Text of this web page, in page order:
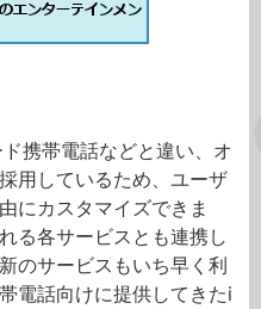
携帯電話などと違い、オ
用しているため、ユーザ
にカスタマイズできま
る各サービスとも連携し
のサービスもいち早く利
電話向けに提供してきたi